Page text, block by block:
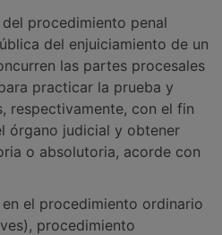
procedimiento penal
del enjuiciamiento de un
las partes procesales
practicar la prueba y
respectivamente, con el fin
órgano judicial y obtener
o absolutoria, acorde con
el procedimiento ordinario
procedimiento